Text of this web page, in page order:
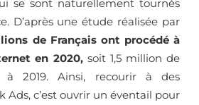
se sont naturellement tournés
D’après une étude réalisée par
de Français ont procédé à
en 2020,soit 1,5 million de
2019. Ainsi, recourir à des
Ads, c’est ouvrir un éventail pour